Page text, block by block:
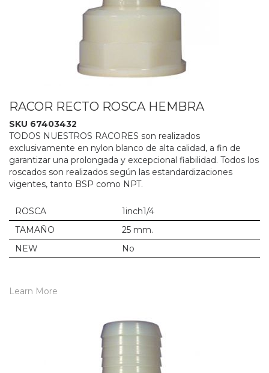
RACOR RECTO ROSCA HEMBRA
SKU 67403432
TODOS NUESTROS RACORES son realizados
exclusivamente en nylon blanco de alta calidad, a fin de
garantizar una prolongada y excepcional fiabilidad. Todos los
roscados son realizados según las estandardizaciones
vigentes, tanto BSP como NPT.
ROSCA
1inch1/4
TAMAÑO
25 mm.
NEW
No
Learn More